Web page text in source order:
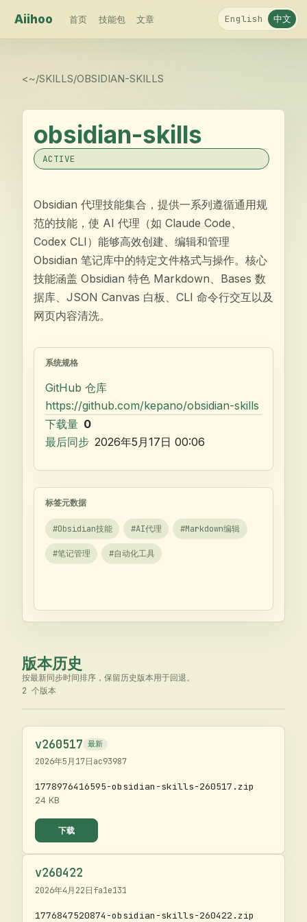
Aiihoo 首页 技能包 文章 English 中文
<~/SKILLS/OBSIDIAN-SKILLS
obsidian-skills
ACTIVE
Obsidian 代理技能集合，提供一系列遵循通用规
范的技能，使 AI 代理（如 Claude Code、
Codex CLI）能够高效创建、编辑和管理
Obsidian 笔记库中的特定文件格式与操作。核心
技能涵盖 Obsidian 特色 Markdown、Bases 数
据库、JSON Canvas 白板、CLI 命令行交互以及
网页内容清洗。
系统规格
GitHub 仓库
https://github.com/kepano/obsidian-skills
下载量 0
最后同步 2026年5月17日 00:06
标签元数据
#Obsidian技能 #AI代理 #Markdown编辑
#笔记管理 #自动化工具
版本历史
按最新同步时间排序，保留历史版本用于回退。
2 个版本
v260517 最新
2026年5月17日ac93987
1778976416595-obsidian-skills-260517.zip
24 KB
下载
v260422
2026年4月22日fa1e131
1776847520874-obsidian-skills-260422.zip